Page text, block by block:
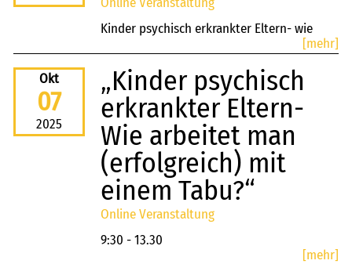
Kinder psychisch erkrankter Eltern- wie
arbeitet man (erfolgreich) mit einem Tabu?
[mehr]
Okt
07
2025
„Kinder psychisch
erkrankter Eltern-
Wie arbeitet man
(erfolgreich) mit
einem Tabu?“
Online Veranstaltung
9:30 - 13.30
[mehr]